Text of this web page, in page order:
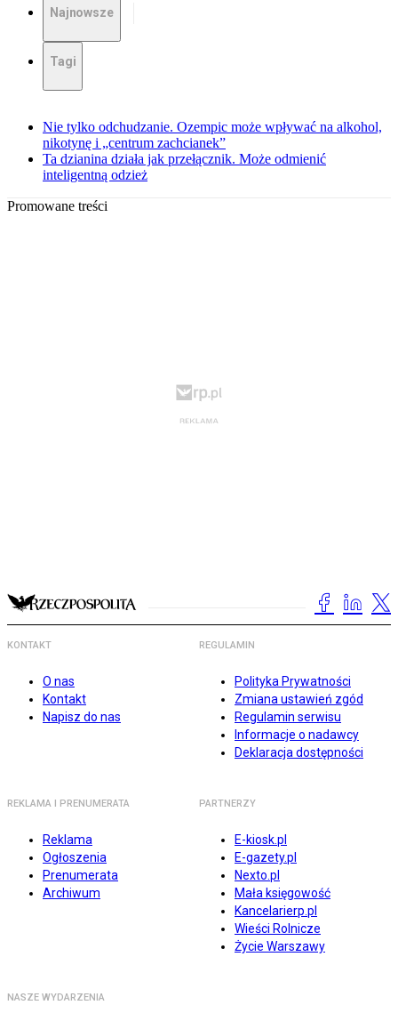
Najnowsze
Tagi
Nie tylko odchudzanie. Ozempic może wpływać na alkohol,
nikotynę i „centrum zachcianek”
Ta dzianina działa jak przełącznik. Może odmienić
inteligentną odzież
Promowane treści
KONTAKT
O nas
Kontakt
Napisz do nas
REGULAMIN
Polityka Prywatności
Zmiana ustawień zgód
Regulamin serwisu
Informacje o nadawcy
Deklaracja dostępności
REKLAMA I PRENUMERATA
Reklama
Ogłoszenia
Prenumerata
Archiwum
PARTNERZY
E-kiosk.pl
E-gazety.pl
Nexto.pl
Mała księgowość
Kancelarierp.pl
Wieści Rolnicze
Życie Warszawy
NASZE WYDARZENIA